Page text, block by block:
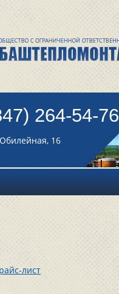
264-54-76
16
лист